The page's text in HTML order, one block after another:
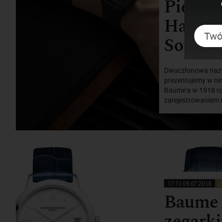
Pierre
Dwuczłonowa
prezentujemy w
Baume'a w 1918
zarejestrowaniem
17:11 09.07.2018